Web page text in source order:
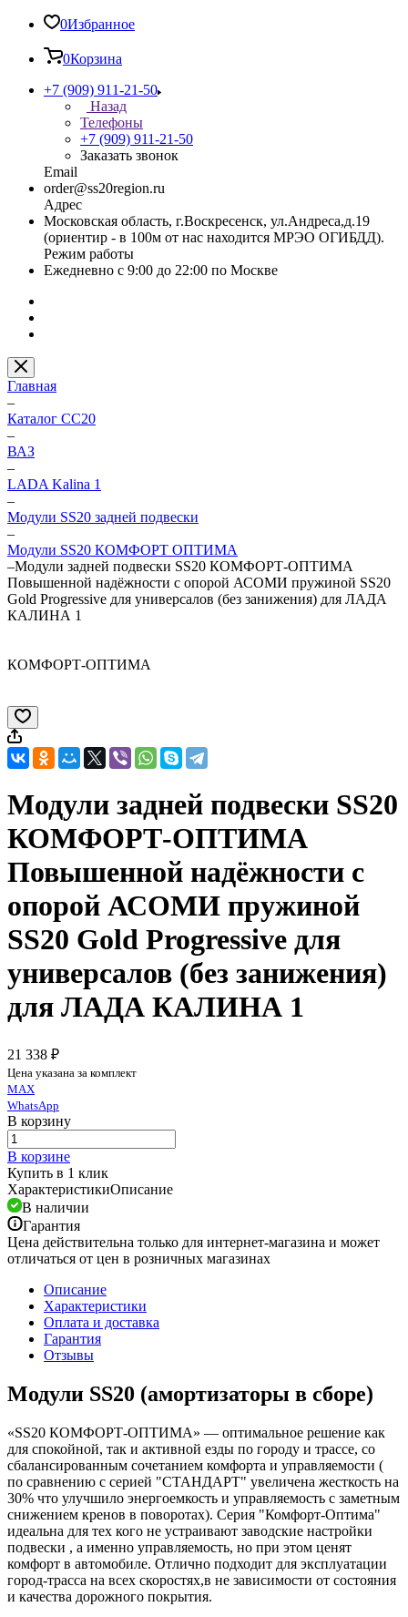
0Избранное
0Корзина
+7 (909) 911-21-50
Назад
Телефоны
+7 (909) 911-21-50
Заказать звонок
Email
order@ss20region.ru
Адрес
Московская область, г.Воскресенск, ул.Андреса,д.19
(ориентир - в 100м от нас находится МРЭО ОГИБДД).
Режим работы
Ежедневно с 9:00 до 22:00 по Москве
Главная
–
Каталог CC20
–
ВАЗ
–
LADA Kalina 1
–
Модули SS20 задней подвески
–
Модули SS20 КОМФОРТ ОПТИМА
–Модули задней подвески SS20 КОМФОРТ-ОПТИМА
Повышенной надёжности с опорой АСОМИ пружиной SS20
Gold Progressive для универсалов (без занижения) для ЛАДА
КАЛИНА 1
КОМФОРТ-ОПТИМА
Модули задней подвески SS20
КОМФОРТ-ОПТИМА
Повышенной надёжности с
опорой АСОМИ пружиной
SS20 Gold Progressive для
универсалов (без занижения)
для ЛАДА КАЛИНА 1
21 338 ₽
Цена указана за комплект
MAX
WhatsApp
В корзину
В корзине
Купить в 1 клик
ХарактеристикиОписание
В наличии
Гарантия
Цена действительна только для интернет-магазина и может
отличаться от цен в розничных магазинах
Описание
Характеристики
Оплата и доставка
Гарантия
Отзывы
Модули SS20 (амортизаторы в сборе)
«SS20 КОМФОРТ-ОПТИМА» — оптимальное решение как
для спокойной, так и активной езды по городу и трассе, со
сбалансированным сочетанием комфорта и управляемости (
по сравнению с серией "СТАНДАРТ" увеличена жесткость на
30% что улучшило энергоемкость и управляемость с заметным
снижением кренов в поворотах). Серия "Комфорт-Оптима"
идеальна для тех кого не устраивают заводские настройки
подвески , а именно управляемость, но при этом ценят
комфорт в автомобиле. Отлично подходит для эксплуатации
город-трасса на всех скоростях,в не зависимости от состояния
и качества дорожного покрытия.